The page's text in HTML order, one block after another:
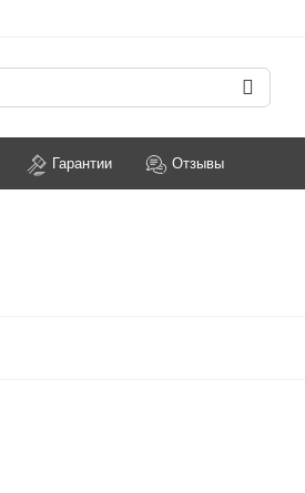
Гарантии Отзывы